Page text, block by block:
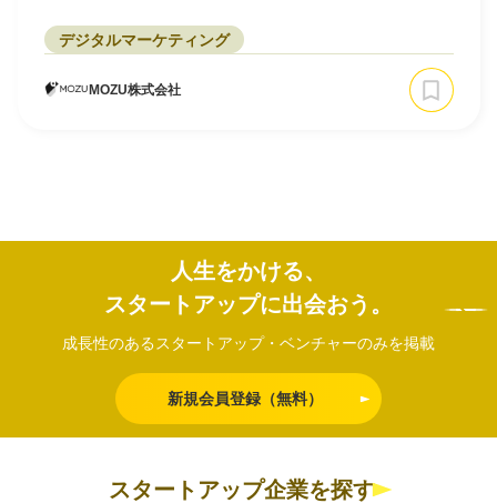
デジタルマーケティング
MOZU株式会社
人生をかける、
スタートアップに出会おう。
成長性のあるスタートアップ・ベンチャーのみを掲載
新規会員登録（無料）
スタートアップ企業を探す